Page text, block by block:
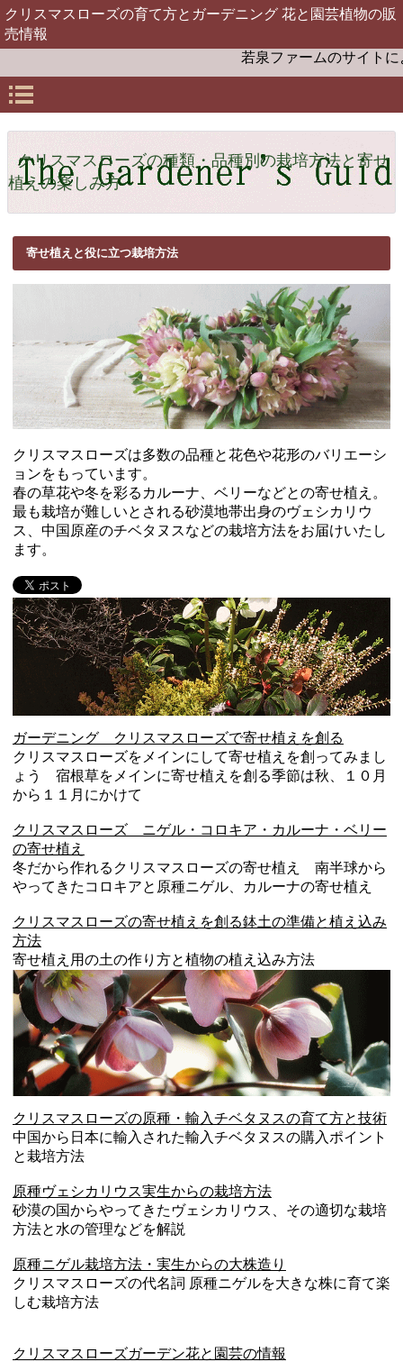
クリスマスローズの育て方とガーデニング 花と園芸植物の販
売情報
若泉ファームのサイト
クリスマスローズの種類・品種別の栽培方法と寄せ
植えの楽しみ方
寄せ植えと役に立つ栽培方法
クリスマスローズは多数の品種と花色や花形のバリエーシ
ョンをもっています。
春の草花や冬を彩るカルーナ、ベリーなどとの寄せ植え。
最も栽培が難しいとされる砂漠地帯出身のヴェシカリウ
ス、中国原産のチベタヌスなどの栽培方法をお届けいたし
ます。
ガーデニング クリスマスローズで寄せ植えを創る
クリスマスローズをメインにして寄せ植えを創ってみまし
ょう 宿根草をメインに寄せ植えを創る季節は秋、１０月
から１１月にかけて
クリスマスローズ ニゲル・コロキア・カルーナ・ベリー
の寄せ植え
冬だから作れるクリスマスローズの寄せ植え 南半球から
やってきたコロキアと原種ニゲル、カルーナの寄せ植え
クリスマスローズの寄せ植えを創る鉢土の準備と植え込み
方法
寄せ植え用の土の作り方と植物の植え込み方法
クリスマスローズの原種・輸入チベタヌスの育て方と技術
中国から日本に輸入された輸入チベタヌスの購入ポイント
と栽培方法
原種ヴェシカリウス実生からの栽培方法
砂漠の国からやってきたヴェシカリウス、その適切な栽培
方法と水の管理などを解説
原種ニゲル栽培方法・実生からの大株造り
クリスマスローズの代名詞 原種ニゲルを大きな株に育て楽
しむ栽培方法
クリスマスローズガーデン花と園芸の情報